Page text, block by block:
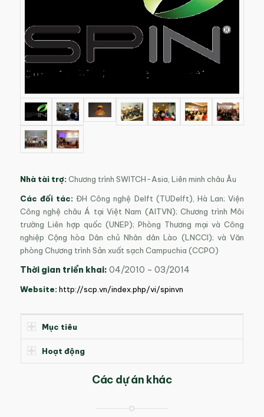
Nhà tài trợ: Chương trình SWITCH-Asia, Liên minh châu Âu
Các đối tác: ĐH Công nghệ Delft (TUDelft), Hà Lan; Viện
Công nghệ châu Á tại Việt Nam (AITVN); Chương trình Môi
trường Liên hợp quốc (UNEP); Phòng Thương mại và Công
nghiệp Cộng hòa Dân chủ Nhân dân Lào (LNCCI); và Văn
phòng Chương trình Sản xuất sạch Campuchia (CCPO)
Thời gian triển khai: 04/2010 – 03/2014
Website: http://scp.vn/index.php/vi/spinvn
Mục tiêu
Hoạt động
Các dự án khác